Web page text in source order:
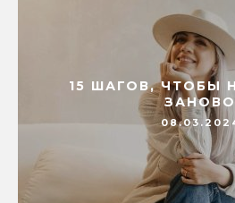
15 ШАГОВ, ЧТОБЫ
ЗАНОВО